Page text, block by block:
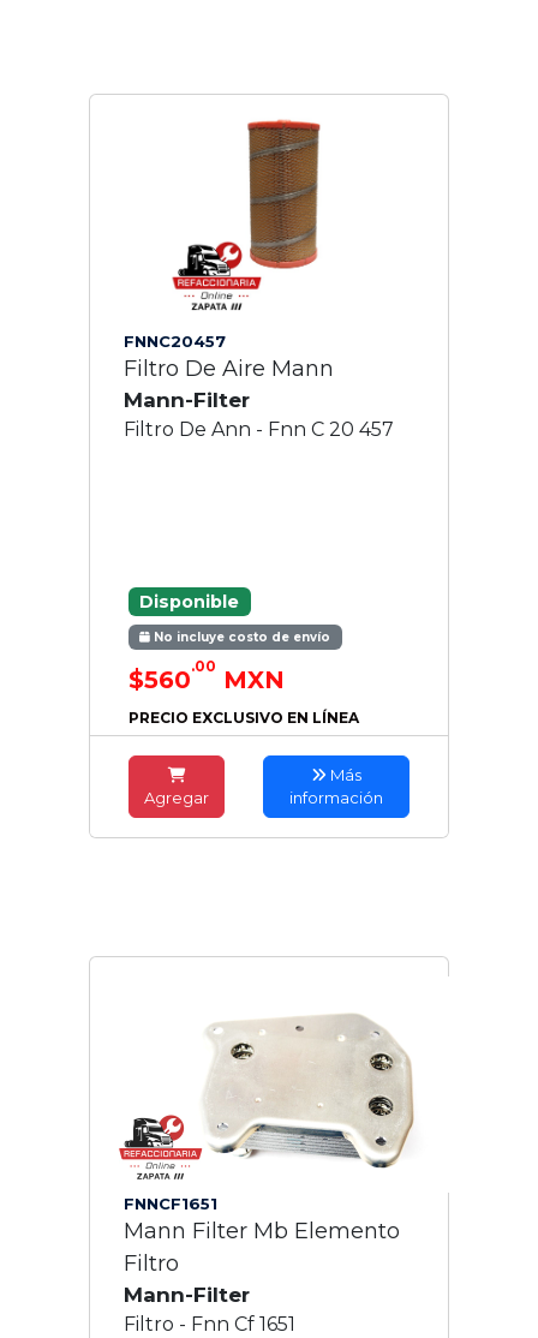
FNNC20457
Filtro De Aire Mann
Mann-Filter
Filtro De Ann - Fnn C 20 457
Disponible
No incluye costo de envío
$560.00 MXN
PRECIO EXCLUSIVO EN LÍNEA
Agregar
Más
información
FNNCF1651
Mann Filter Mb Elemento
Filtro
Mann-Filter
Filtro - Fnn Cf 1651